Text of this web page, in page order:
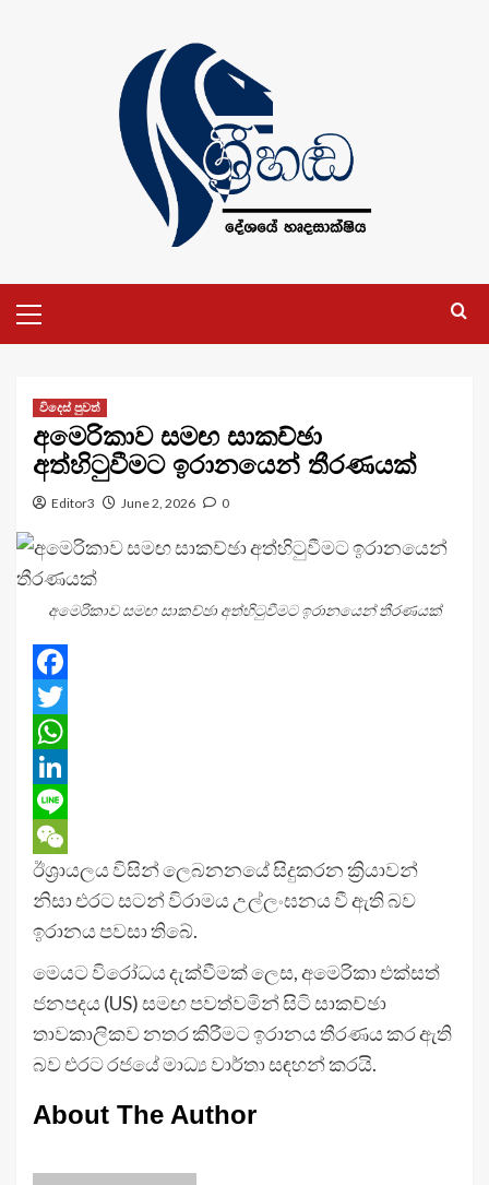
Menu
විදෙස් පුවත්
අමෙරිකාව සමඟ සාකච්ඡා
අත්හිටුවීමට ඉරානයෙන් තීරණයක්
Editor3 June 2, 2026 0
අමෙරිකාව සමඟ සාකච්ඡා අත්හිටුවීමට ඉරානයෙන් තීරණයක්
Facebook
Twitter
WhatsApp
LinkedIn
Line
WeChat
ඊශ්‍රායලය විසින් ලෙබනනයේ සිදුකරන ක්‍රියාවන්
නිසා එරට සටන් විරාමය උල්ලංඝනය වී ඇති බව
ඉරානය පවසා තිබේ.
මෙයට විරෝධය දැක්වීමක් ලෙස, අමෙරිකා එක්සත්
ජනපදය (US) සමඟ පවත්වමින් සිටි සාකච්ඡා
තාවකාලිකව නතර කිරීමට ඉරානය තීරණය කර ඇති
බව එරට රජයේ මාධ්‍ය වාර්තා සඳහන් කරයි.
About The Author